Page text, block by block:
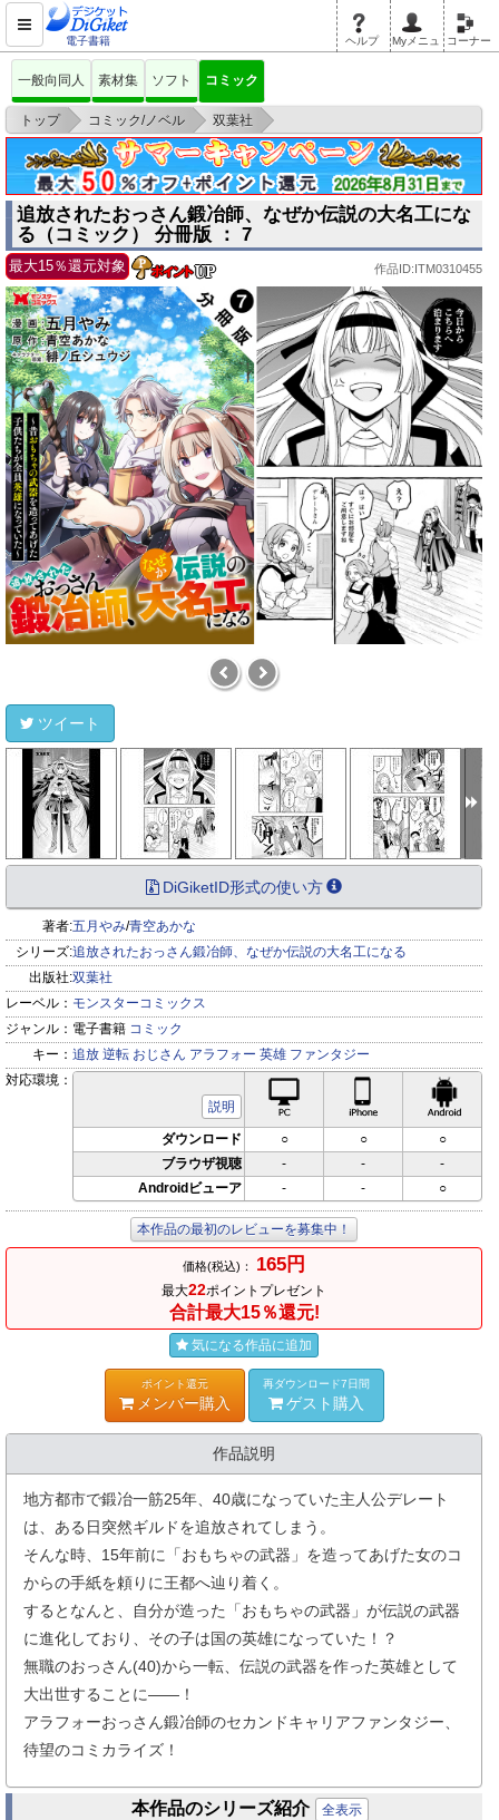
電子書籍 ヘルプ Myメニュ コーナー
一般向同人 素材集 ソフト コミック
トップ > コミック/ノベル > 双葉社
>
追放されたおっさん鍛冶師、なぜか伝説の大名工になる（コミック） 分冊
版 ： 7
追放されたおっさん鍛冶師、なぜか伝説の大名工にな
る（コミック） 分冊版 ： 7
最大15％還元対象 作品ID:ITM0310455
ツイート
DiGiketID形式の使い方
著者:五月やみ/青空あかな
シリーズ:追放されたおっさん鍛冶師、なぜか伝説の大名工になる
出版社:双葉社
レーベル： モンスターコミックス
ジャンル： 電子書籍 コミック
キー： 追放 逆転 おじさん アラフォー 英雄 ファンタジー
対応環境：
説明
iPhone対応
ダウンロード ○ ○
○
ブラウザ視聴
- -
-
Androidビューア
- - ○
本作品の最初のレビューを募集中！
価格(税込)： 165円
最大22ポイントプレゼント
合計最大15％還元!
気になる作品に追加
ポイント還元
メンバー購入
再ダウンロード7日間
ゲスト購入
作品説明
地方都市で鍛冶一筋25年、40歳になっていた主人公デレート
は、ある日突然ギルドを追放されてしまう。
そんな時、15年前に「おもちゃの武器」を造ってあげた女のコ
からの手紙を頼りに王都へ辿り着く。
するとなんと、自分が造った「おもちゃの武器」が伝説の武器
に進化しており、その子は国の英雄になっていた！？
無職のおっさん(40)から一転、伝説の武器を作った英雄として
大出世することに――！
アラフォーおっさん鍛冶師のセカンドキャリアファンタジー、
待望のコミカライズ！
本作品のシリーズ紹介 全表示